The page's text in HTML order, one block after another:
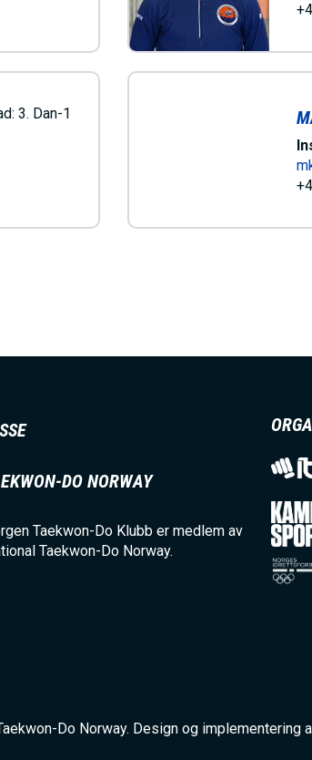
3. Dan-1
DO NORWAY
Taekwon-Do Klubb er medlem av
Taekwon-Do Norway.
Do Norway. Design og implementering